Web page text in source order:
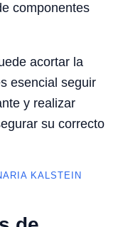
componentes
acortar la
esencial seguir
y realizar
su correcto
KALSTEIN